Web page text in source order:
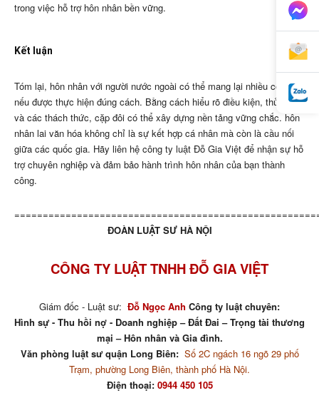
trong việc hỗ trợ hôn nhân bền vững.
Kết luận
Tóm lại, hôn nhân với người nước ngoài có thể mang lại nhiều cơ hội
nếu được thực hiện đúng cách. Bằng cách hiểu rõ điều kiện, thủ tục
và các thách thức, cặp đôi có thể xây dựng nền tảng vững chắc. hôn
nhân lai văn hóa không chỉ là sự kết hợp cá nhân mà còn là cầu nối
giữa các quốc gia. Hãy liên hệ công ty luật Đỗ Gia Việt để nhận sự hỗ
trợ chuyên nghiệp và đảm bảo hành trình hôn nhân của bạn thành
công.
ĐOÀN LUẬT SƯ HÀ NỘI
CÔNG TY LUẬT TNHH ĐỖ GIA VIỆT
Giám đốc - Luật sư: Đỗ Ngọc Anh Công ty luật chuyên:
Hình sự - Thu hồi nợ - Doanh nghiệp – Đất Đai – Trọng tài thương
mại – Hôn nhân và Gia đình.
Văn phòng luật sư quận Long Biên: Số 2C ngách 16 ngõ 29 phố
Trạm, phường Long Biên, thành phố Hà Nội.
Điện thoại: 0944 450 105